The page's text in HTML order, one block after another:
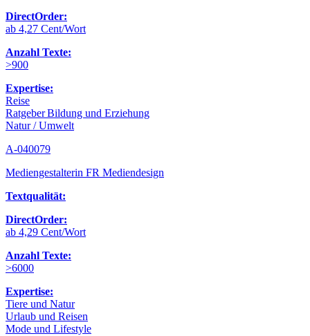
DirectOrder:
ab 4,27 Cent/Wort
Anzahl Texte:
>900
Expertise:
Reise
Ratgeber Bildung und Erziehung
Natur / Umwelt
A-040079
Mediengestalterin FR Mediendesign
Textqualität:
DirectOrder:
ab 4,29 Cent/Wort
Anzahl Texte:
>6000
Expertise:
Tiere und Natur
Urlaub und Reisen
Mode und Lifestyle